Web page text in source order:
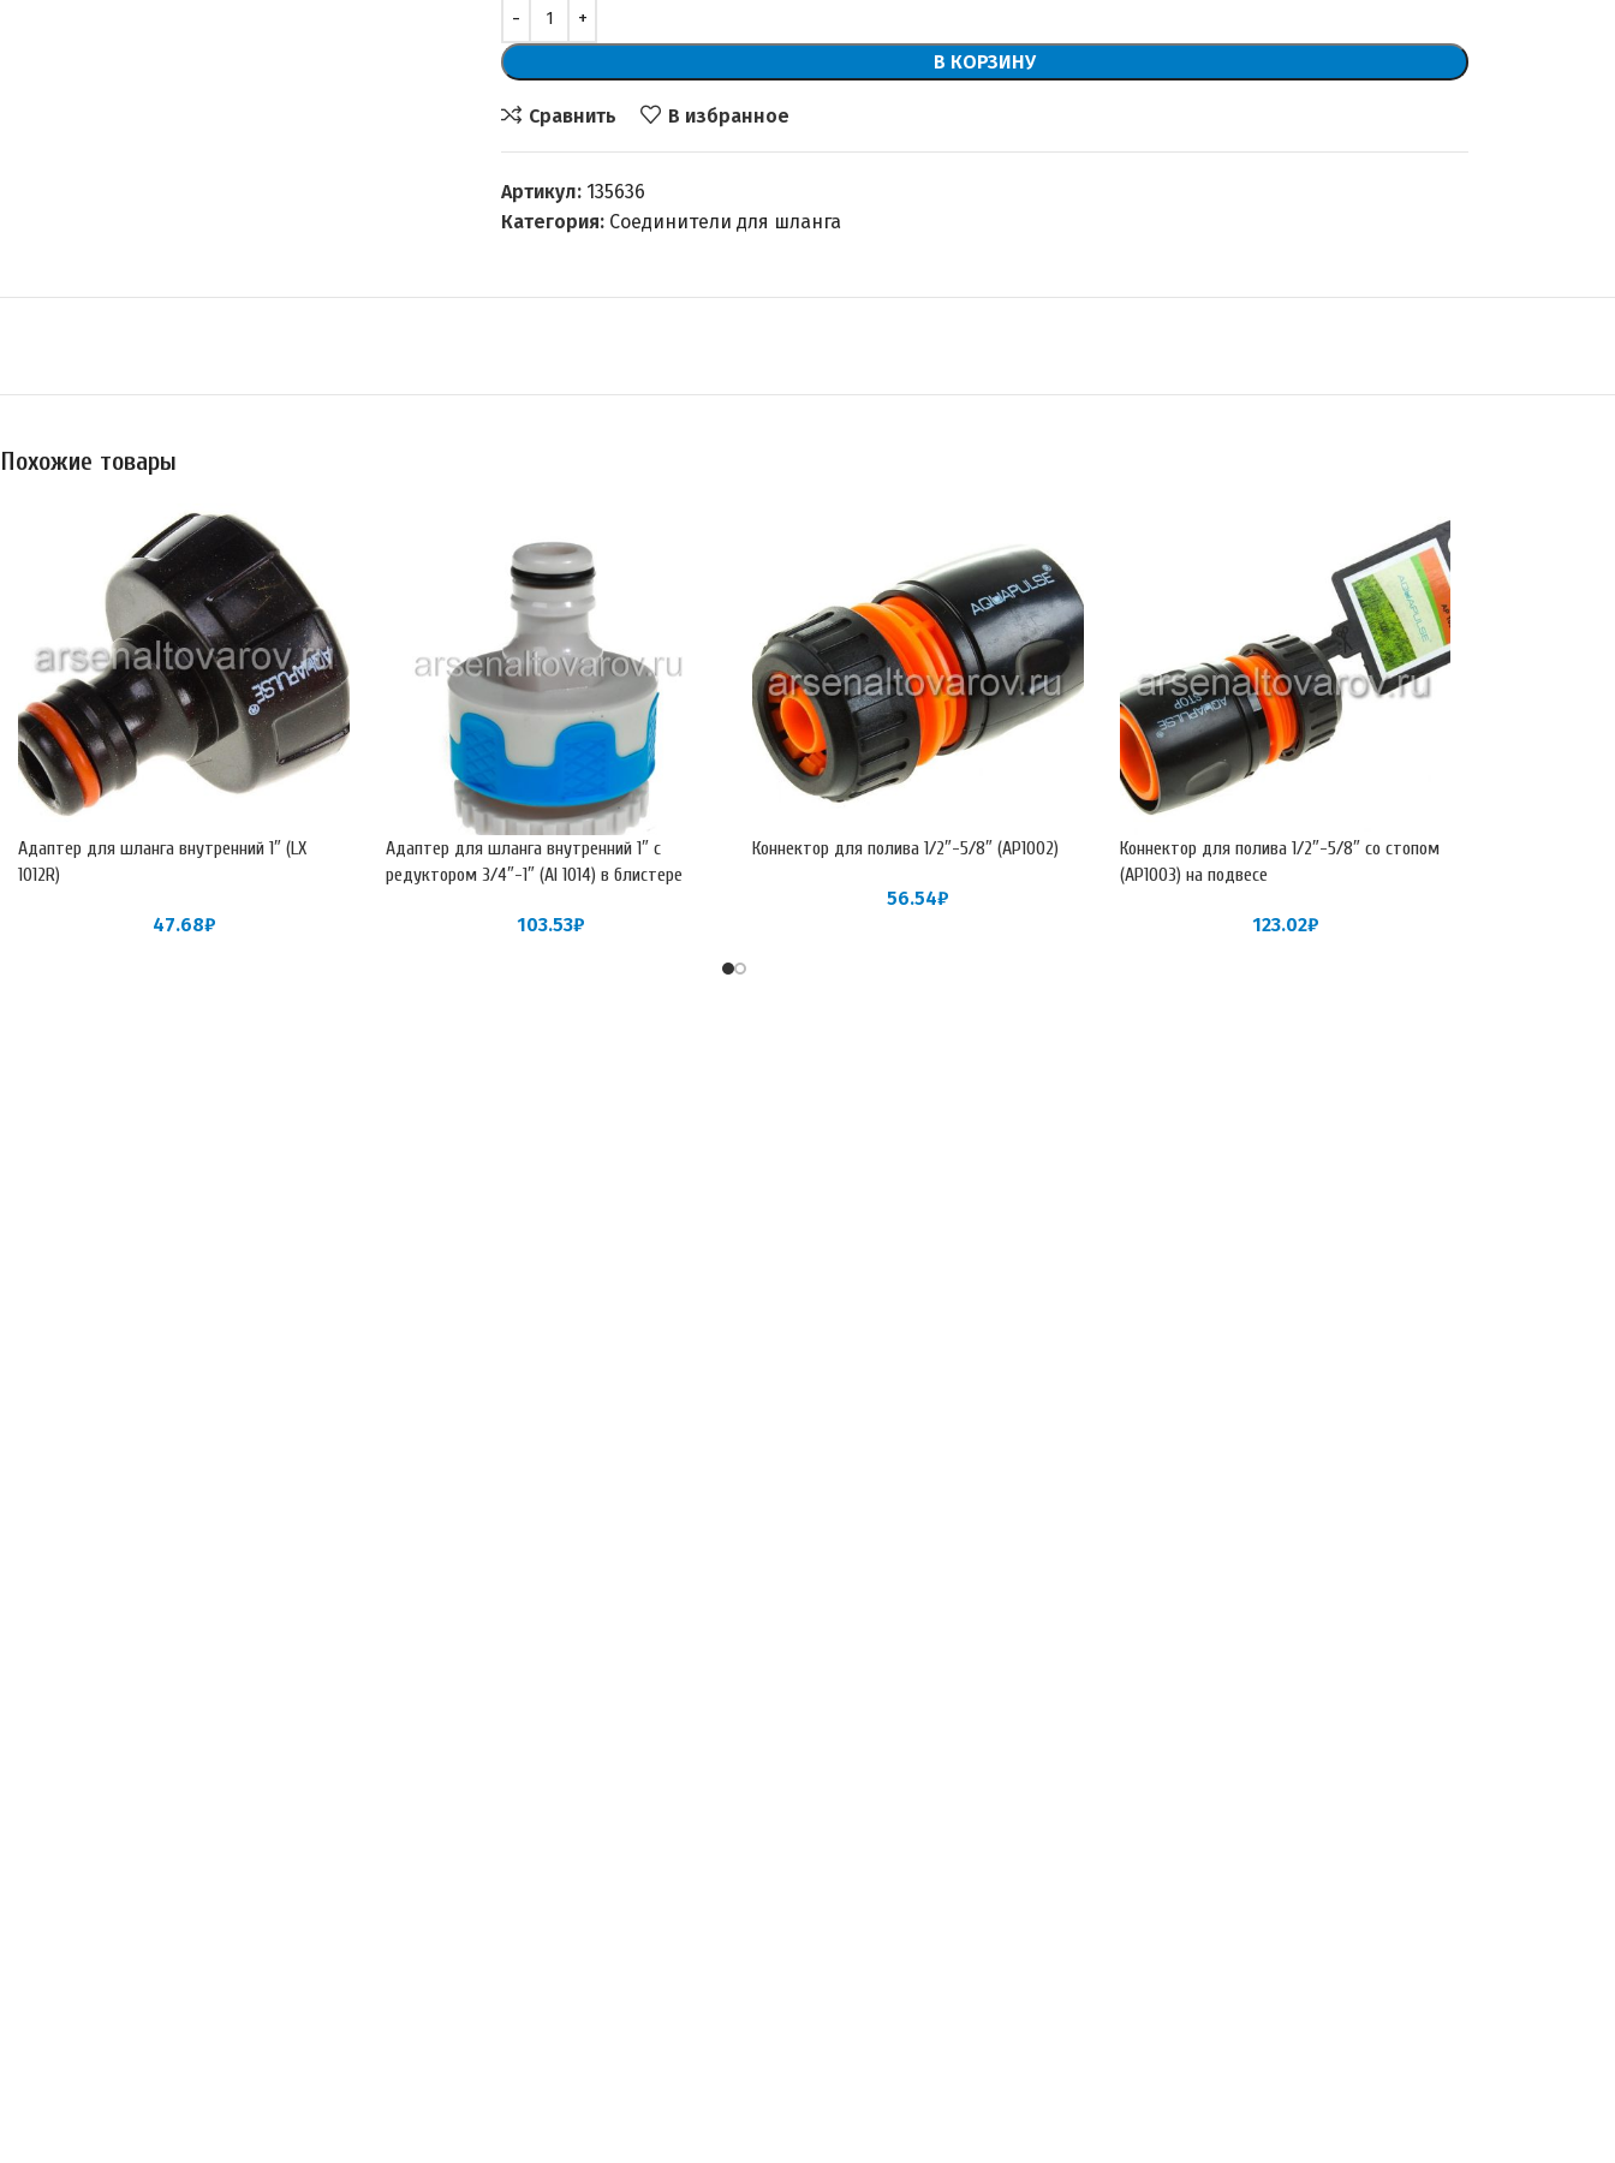
В КОРЗИНУ
Сравнить В избранное
Артикул: 135636
Категория: Соединители для шланга
Похожие товары
Адаптер для шланга внутренний 1″ (LX
1012R)
47.68₽
Адаптер для шланга внутренний 1″ с
редуктором 3/4″-1″ (AI 1014) в блистере
103.53₽
Коннектор для полива 1/2″-5/8″ (АР1002)
56.54₽
Коннектор для полива 1/2″-5/8″ со стопом
(АР1003) на подвесе
123.02₽